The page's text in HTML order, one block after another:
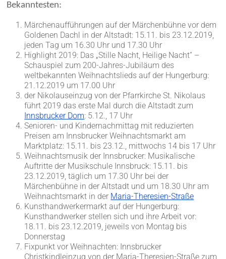
Bekanntesten:
Märchenaufführungen auf der Märchenbühne vor dem
Goldenen Dachl in der Altstadt: 15.11. bis 23.12.2019,
jeden Tag um 16.30 Uhr und 17.30 Uhr
Highlight 2019: Das „Stille Nacht, Heilige Nacht“ –
Schauspiel zum 200-Jahres-Jubiläum des
weltbekannten Weihnachtslieds auf der Hungerburg:
21.12.2019 um 17.00 Uhr
der Nikolauseinzug von der Pfarrkirche St. Nikolaus
führt 2019 das erste Mal durch die Altstadt zum
Innsbrucker Dom: 5.12., 17 Uhr
Senioren- und Kindernachmittag mit reduzierten
Preisen am Innsbrucker Weihnachtsmarkt am
Marktplatz: 15.11. bis 23.12., mittwochs 14 bis 17 Uhr
Weihnachtsmusik der Innsbrucker: Musikalische
Auftritte der Musikschule Innsbruck: 15.11. bis
23.12.2019, täglich um 17.30 Uhr bei der
Märchenbühne in der Altstadt und um 18.30 Uhr am
Weihnachtsmarkt in der Maria-Theresien-Straße
Kunsthandwerkermarkt auf der Hungerburg:
Kunsthandwerker stellen sich und ihre Arbeit vor:
18.11. bis 23.12.2019, jeweils von Montag bis
Donnerstag
Fixpunkt vor Weihnachten: Innsbrucker
Christkindleinzug von der Maria-Theresien-Straße zum